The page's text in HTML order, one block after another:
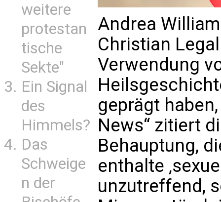
weitere
protestan
tische
Sekte"
Ein Signal
des
Himmels?
Das
Schweige
n der
Andrea
Christian
Verwendung
geprägt
News“ zitiert
Behauptung,
enthalte
unzutreffend,